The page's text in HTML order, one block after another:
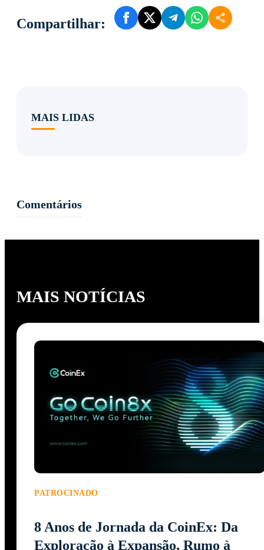
Compartilhar:
MAIS LIDAS
Comentários
MAIS NOTÍCIAS
PATROCINADO
8 Anos de Jornada da CoinEx: Da
Exploração à Expansão, Rumo à